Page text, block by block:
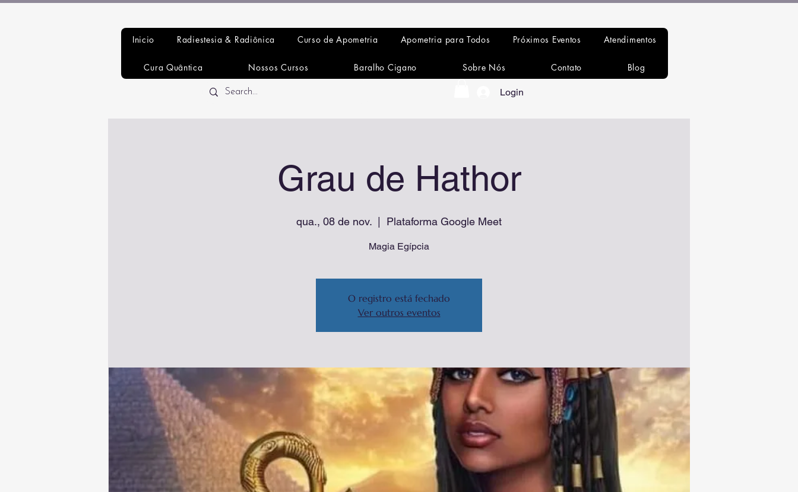
Inicio Radiestesia & Radiônica Curso de Apometria Apometria para Todos Próximos Eventos Atendimentos
Cura Quântica Nossos Cursos Baralho Cigano Sobre Nós Contato Blog
Login
Grau de Hathor
qua., 08 de nov. Plataforma Google Meet
Magia Egípcia
O registro está fechado
Ver outros eventos